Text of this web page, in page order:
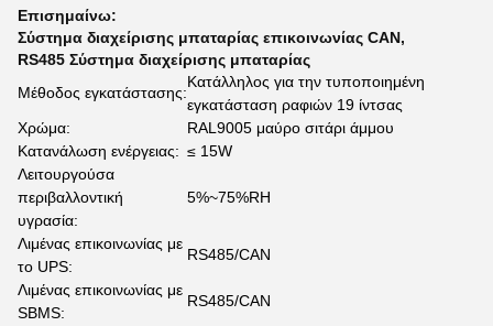
Επισημαίνω:
Σύστημα διαχείρισης μπαταρίας επικοινωνίας CAN,
RS485 Σύστημα διαχείρισης μπαταρίας
Μέθοδος εγκατάστασης:
Κατάλληλος για την τυποποιημένη
εγκατάσταση ραφιών 19 ίντσας
Χρώμα:
RAL9005 μαύρο σιτάρι άμμου
Κατανάλωση ενέργειας: ≤ 15W
Λειτουργούσα
περιβαλλοντική
υγρασία:
5%~75%RH
Λιμένας επικοινωνίας με
το UPS:
RS485/CAN
Λιμένας επικοινωνίας με
SBMS:
RS485/CAN